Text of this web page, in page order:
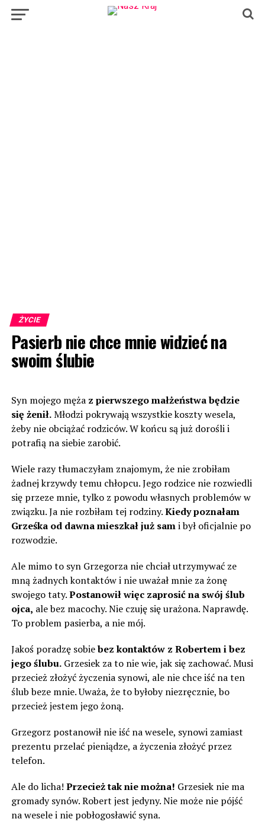
ŻYCIE
Pasierb nie chce mnie widzieć na
swoim ślubie
Syn mojego męża z pierwszego małżeństwa będzie
się żenił.Młodzi pokrywają wszystkie koszty wesela,
żeby nie obciążać rodziców. W końcu są już dorośli i
potrafią na siebie zarobić.
Wiele razy tłumaczyłam znajomym, że nie zrobiłam
żadnej krzywdy temu chłopcu. Jego rodzice nie rozwiedli
się przeze mnie, tylko z powodu własnych problemów w
związku. Ja nie rozbiłam tej rodziny.Kiedy poznałam
Grześka od dawna mieszkał już sami był oficjalnie po
rozwodzie.
Ale mimo to syn Grzegorza nie chciał utrzymywać ze
mną żadnych kontaktów i nie uważał mnie za żonę
swojego taty.Postanowił więc zaprosić na swój ślub
ojca, ale bez macochy. Nie czuję się urażona. Naprawdę.
To problem pasierba, a nie mój.
Jakoś poradzę sobiebez kontaktów z Robertem i bez
jego ślubu.Grzesiek za to nie wie, jak się zachować. Musi
przecież złożyć życzenia synowi, ale nie chce iść na ten
ślub beze mnie. Uważa, że to byłoby niezręcznie, bo
przecież jestem jego żoną.
Grzegorz postanowił nie iść na wesele, synowi zamiast
prezentu przelać pieniądze, a życzenia złożyć przez
telefon.
Ale do licha! Przecież tak nie można! Grzesiek nie ma
gromady synów. Robert jest jedyny. Nie może nie pójść
na wesele i nie pobłogosławić syna.